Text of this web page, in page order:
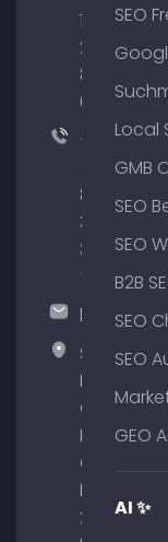
176
204
801
64
+49
89
380
375
Specht
Marketing
GmbH –
Palais am
Obelisk
Briennerstr.
29 80333
SEO
Local
GMB
SEO
SEO
B2B
SEO
SEO
GEO
AI ✨